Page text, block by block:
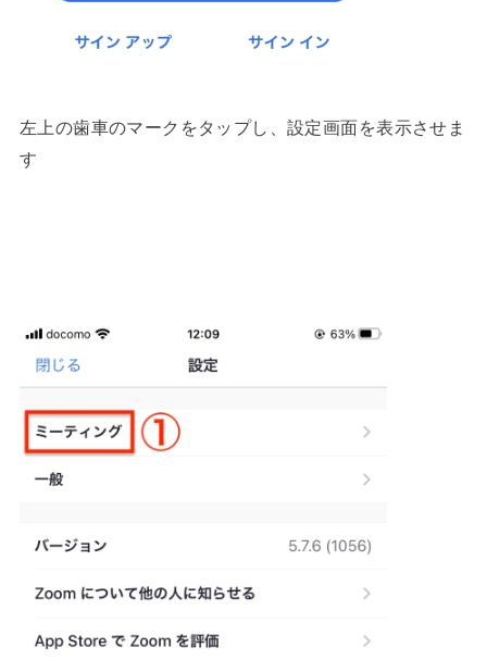
左上の歯車のマークをタップし、設定画面を表示させま
す